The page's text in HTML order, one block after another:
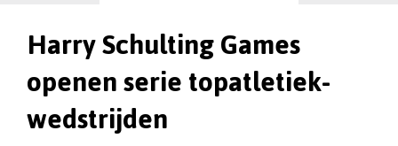
Harry Schulting Games
openen serie topatletiek-
wedstrijden